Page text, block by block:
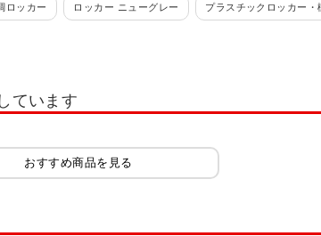
ロッカー ロッカー ニューグレー プラスチックロッカー・
イト系(白)
製書庫 役員用家具 扉タイプから探す
ています
おすすめ商品を見る